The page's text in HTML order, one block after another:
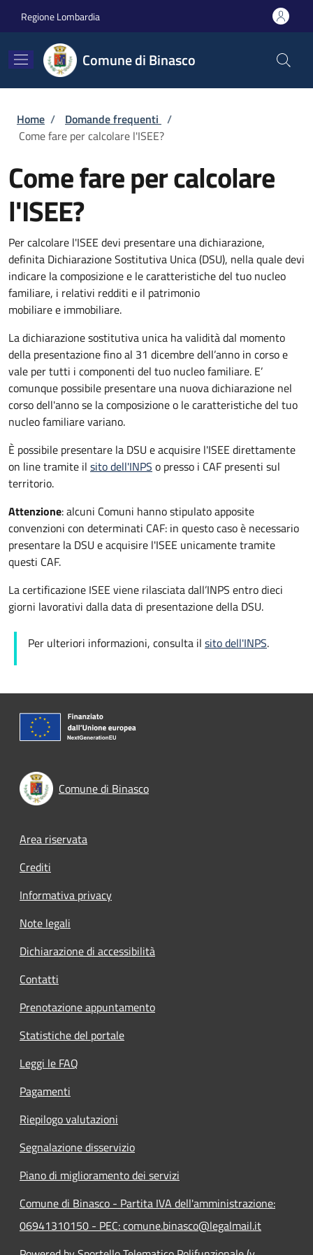
Regione Lombardia
Comune di Binasco
Briciole di pane
Home / Domande frequenti /
Come fare per calcolare l'ISEE?
Come fare per calcolare
l'ISEE?
Per calcolare l'ISEE devi presentare una dichiarazione,
definita Dichiarazione Sostitutiva Unica (DSU), nella quale devi
indicare la composizione e le caratteristiche del tuo nucleo
familiare, i relativi redditi e il patrimonio
mobiliare e immobiliare.
La dichiarazione sostitutiva unica ha validità dal momento
della presentazione fino al 31 dicembre dell’anno in corso e
vale per tutti i componenti del tuo nucleo familiare. E’
comunque possibile presentare una nuova dichiarazione nel
corso dell'anno se la composizione o le caratteristiche del tuo
nucleo familiare variano.
È possibile presentare la DSU e acquisire l'ISEE direttamente
on line tramite il sito dell'INPS o presso i CAF presenti sul
territorio.
Attenzione: alcuni Comuni hanno stipulato apposite
convenzioni con determinati CAF: in questo caso è necessario
presentare la DSU e acquisire l'ISEE unicamente tramite
questi CAF.
La certificazione ISEE viene rilasciata dall’INPS entro dieci
giorni lavorativi dalla data di presentazione della DSU.
Per ulteriori informazioni, consulta il sito dell'INPS.
Comune di Binasco
Footer menu
Area riservata
Crediti
Informativa privacy
Note legali
Dichiarazione di accessibilità
Contatti
Prenotazione appuntamento
Statistiche del portale
Leggi le FAQ
Pagamenti
Riepilogo valutazioni
Segnalazione disservizio
Piano di miglioramento dei servizi
Comune di Binasco - Partita IVA dell'amministrazione:
06941310150 - PEC: comune.binasco@legalmail.it